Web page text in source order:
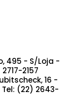
495 - S/Loja -
2157
16 -
Tel: (22) 2643-